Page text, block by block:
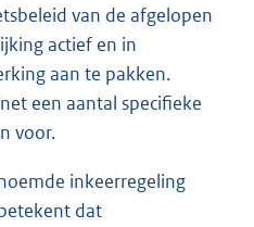
van de afgelopen
actief en in
aan te pakken.
een aantal specifieke
voor.
inkeerregeling
dat